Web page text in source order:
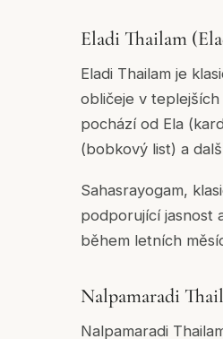
Eladi Thailam
Eladi Thailam je
obličeje v
pochází od Ela
(bobkový list) a
Sahasrayogam,
podporující jasnost
během letních
Nalpamaradi
Nalpamaradi